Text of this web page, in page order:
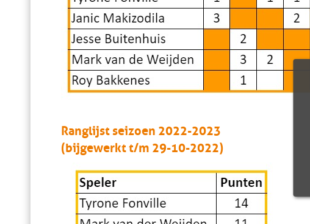
Ranglijst seizoen 2022-2023
(bijgewerkt t/m 29-10-2022)